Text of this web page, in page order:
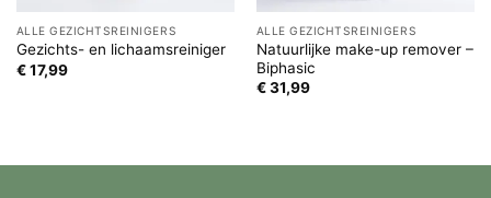
ALLE GEZICHTSREINIGERS
Gezichts- en lichaamsreiniger
€17,99
ALLE GEZICHTSREINIGERS
Natuurlijke make-up remover –
Biphasic
€31,99